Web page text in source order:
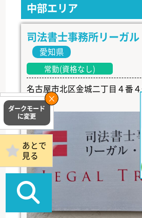
中部エリア
司法書士事務所リーガ
愛知県
常勤(資格なし)
名古屋市北区金城二丁目４番
１Ｆ
あとで
見る
掲載事務所
ログイン